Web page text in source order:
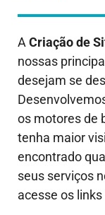
ACriação de
nossas
desejam se
os motores de
tenha maior
encontrado
seus serviços
acesse os links